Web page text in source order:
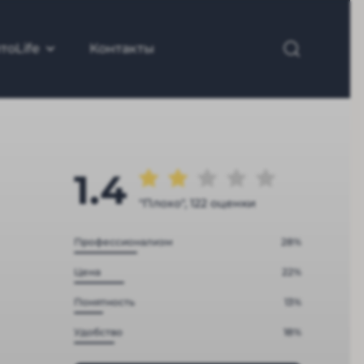
Контакты
1.4 "Плохо", 122 оценки
Профессионализм 28%
Цена 22%
Понятность 13%
Удобство 18%